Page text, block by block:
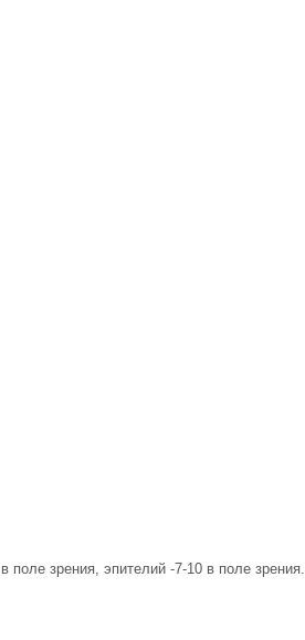
поле зрения, эпителий -7-10 в поле зрения.